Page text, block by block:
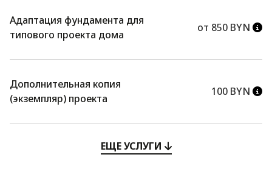
Адаптация фундамента для
типового проекта дома
от 850 BYN
Дополнительная копия
(экземпляр) проекта
100 BYN
ЕЩЕ УСЛУГИ